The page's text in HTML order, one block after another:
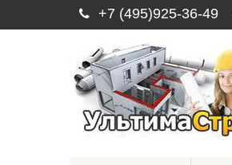
+7 (495)925-36-49